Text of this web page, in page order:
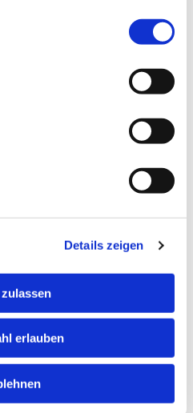
Details zeigen
erlauben
und Reporting